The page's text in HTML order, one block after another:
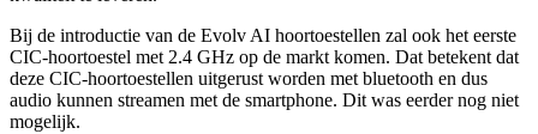
Bij de introductie van de Evolv AI hoortoestellen zal ook het eerste
CIC-hoortoestel met 2.4 GHz op de markt komen. Dat betekent dat
deze CIC-hoortoestellen uitgerust worden met bluetooth en dus
audio kunnen streamen met de smartphone. Dit was eerder nog niet
mogelijk.